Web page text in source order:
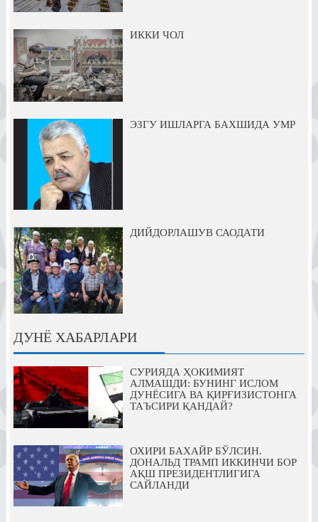
ИККИ ЧОЛ
ЭЗГУ ИШЛАРГА БАХШИДА УМР
ДИЙДОРЛАШУВ САОДАТИ
ДУНЁ ХАБАРЛАРИ
СУРИЯДА ҲОКИМИЯТ
АЛМАШДИ: БУНИНГ ИСЛОМ
ДУНЁСИГА ВА ҚИРҒИЗИСТОНГА
ТАЪСИРИ ҚАНДАЙ?
ОХИРИ БАХАЙР БЎЛСИН.
ДОНАЛЬД ТРАМП ИККИНЧИ БОР
АҚШ ПРЕЗИДЕНТЛИГИГА
САЙЛАНДИ